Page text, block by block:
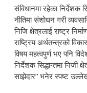
संविधानमा रहेका निर्देशक
नीतिमा संशोधन गरी
निजि क्षेत्रलाई राष्ट्र
राष्ट्रिय अर्थतन्त्रको
विषय महत्वपुर्ण भए पनि
निर्देशक सिद्धान्तमा निजी
साझेदार” भनेर स्पष्ट